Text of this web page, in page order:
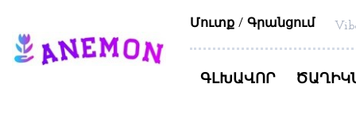
Մուտք Գրանցում
ԳԼԽԱՎՈՐ